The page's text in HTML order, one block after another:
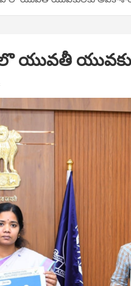
లొ యువతీ